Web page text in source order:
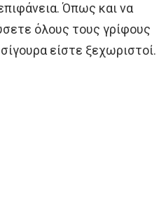
Όπως και να
όλους τους γρίφους
είστε ξεχωριστοί.